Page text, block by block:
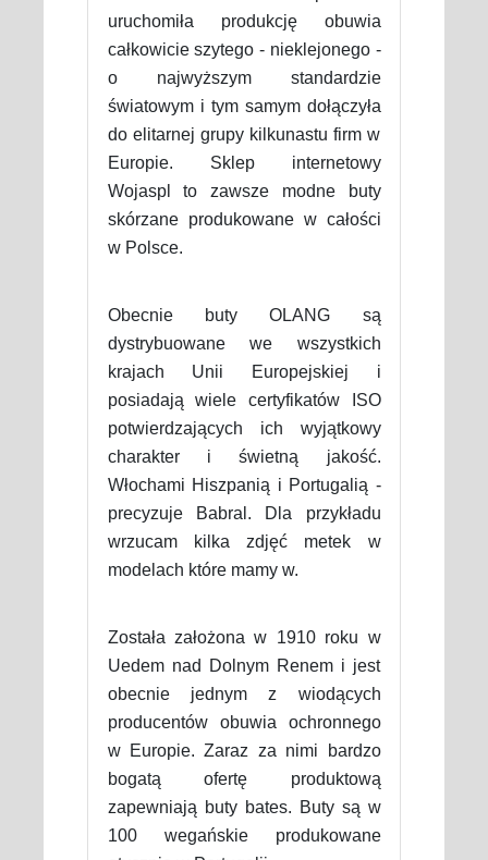
uruchomiła produkcję obuwia
całkowicie szytego - nieklejonego -
o najwyższym standardzie
światowym i tym samym dołączyła
do elitarnej grupy kilkunastu firm w
Europie. Sklep internetowy
Wojaspl to zawsze modne buty
skórzane produkowane w całości
w Polsce.
Obecnie buty OLANG są
dystrybuowane we wszystkich
krajach Unii Europejskiej i
posiadają wiele certyfikatów ISO
potwierdzających ich wyjątkowy
charakter i świetną jakość.
Włochami Hiszpanią i Portugalią -
precyzuje Babral. Dla przykładu
wrzucam kilka zdjęć metek w
modelach które mamy w.
Została założona w 1910 roku w
Uedem nad Dolnym Renem i jest
obecnie jednym z wiodących
producentów obuwia ochronnego
w Europie. Zaraz za nimi bardzo
bogatą ofertę produktową
zapewniają buty bates. Buty są w
100 wegańskie produkowane